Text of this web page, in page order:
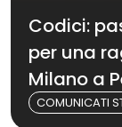
Codici:
per una
Milano a
COMUNICATI